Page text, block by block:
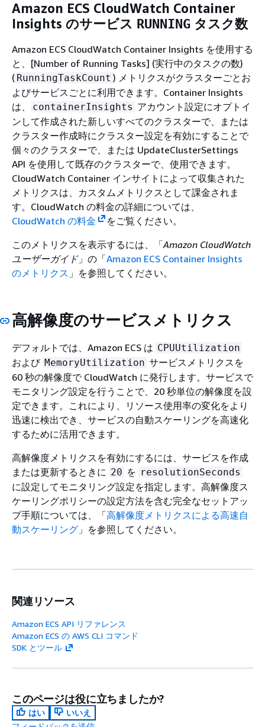
Amazon ECS CloudWatch Container
Insights のサービス RUNNING タスク数
Amazon ECS CloudWatch Container Insights を使用する
と、[Number of Running Tasks] (実行中のタスクの数)
( RunningTaskCount ) メトリクスがクラスターごとお
よびサービスごとに利用できます。Container Insights
は、
containerInsights アカウント設定にオプトイ
ンして作成された新しいすべてのクラスターで、または
クラスター作成時にクラスター設定を有効にすることで
個々のクラスターで、または UpdateClusterSettings
API を使用して既存のクラスターで、使用できます。
CloudWatch Container インサイトによって収集された
メトリクスは、カスタムメトリクスとして課金されま
す。CloudWatch の料金の詳細については、
CloudWatch の料金
をご覧ください。
このメトリクスを表示するには、「Amazon CloudWatch
ユーザーガイド」の「Amazon ECS Container Insights
のメトリクス 」を参照してください。
高解像度のサービスメトリクス
デフォルトでは、Amazon ECS は CPUUtilization
および MemoryUtilization サービスメトリクスを
60 秒の解像度で CloudWatch に発行します。サービスで
モニタリング設定を行うことで、20 秒単位の解像度を設
定できます。これにより、リソース使用率の変化をより
迅速に検出でき、サービスの自動スケーリングを高速化
するために活用できます。
高解像度メトリクスを有効にするには、サービスを作成
または更新するときに 20 を resolutionSeconds
に設定してモニタリング設定を指定します。高解像度ス
ケーリングポリシーの設定方法を含む完全なセットアッ
プ手順については、「高解像度メトリクスによる高速自
動スケーリング 」を参照してください。
関連リソース
Amazon ECS API リファレンス
Amazon ECS の AWS CLI コマンド
SDK とツール
このページは役に立ちましたか?
はい
いいえ